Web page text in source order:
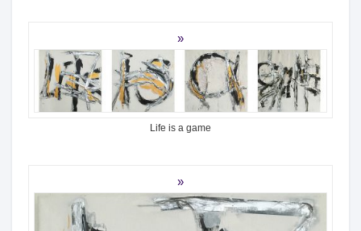
Life is a game